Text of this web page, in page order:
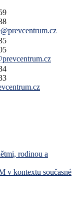
rodinou a
v kontextu současné